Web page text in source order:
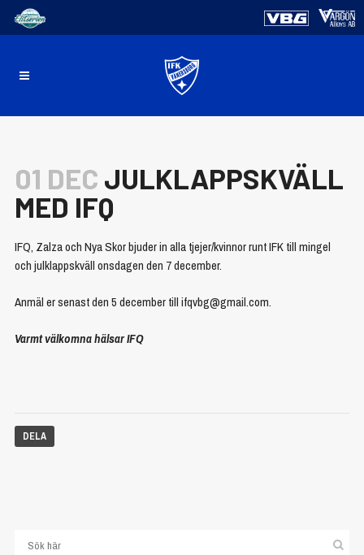
01 DEC JULKLAPPSKVÄLL
MED IFQ
IFQ, Zalza och Nya Skor bjuder in alla tjejer/kvinnor runt IFK till mingel
och julklappskväll onsdagen den 7 december.
Anmäl er senast den 5 december till ifqvbg@gmail.com.
Varmt välkomna hälsar IFQ
DELA